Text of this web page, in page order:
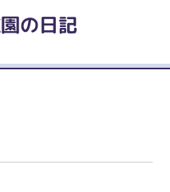
の日記